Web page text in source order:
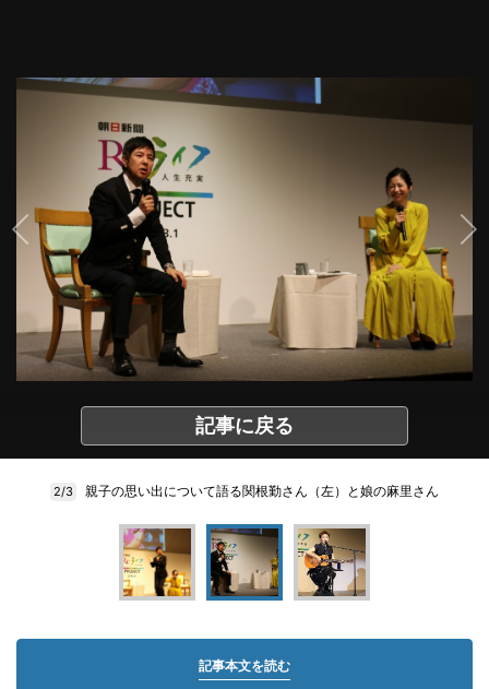
記事に戻る
2/3 親子の思い出について語る関根勤さん（左）と娘の麻里さん
記事本文を読む